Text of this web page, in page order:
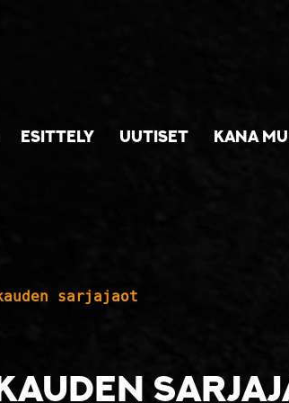
ESITTELY UUTISET KANA
sarjajaot
kauden